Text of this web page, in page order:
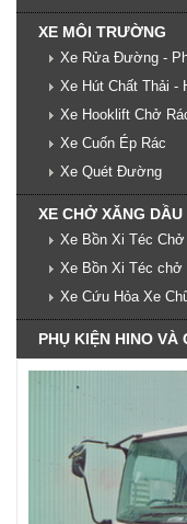
XE MÔI TRƯỜNG
Xe Rửa Đường -
Xe Hút Chất Thải -
Xe Hooklift Chở
Xe Cuốn Ép Rác
Xe Quét Đường
XE CHỞ XĂNG DẦU
Xe Bồn Xi Téc
Xe Bồn Xi Téc chở
Xe Cứu Hỏa Xe
PHỤ KIỆN HINO VÀ